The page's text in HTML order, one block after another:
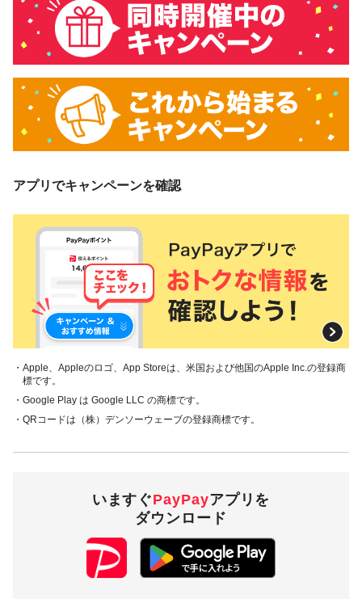
アプリでキャンペーンを確認
・Apple、Appleのロゴ、App Storeは、米国および他国のApple Inc.の登録商
標です。
・Google Play は Google LLC の商標です。
・QRコードは（株）デンソーウェーブの登録商標です。
いますぐPayPayアプリを
ダウンロード